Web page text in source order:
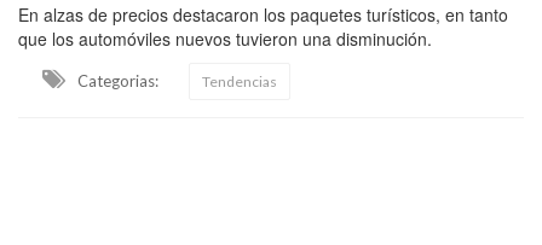
En alzas de precios destacaron los paquetes turísticos, en tanto
que los automóviles nuevos tuvieron una disminución.
Categorias: Tendencias